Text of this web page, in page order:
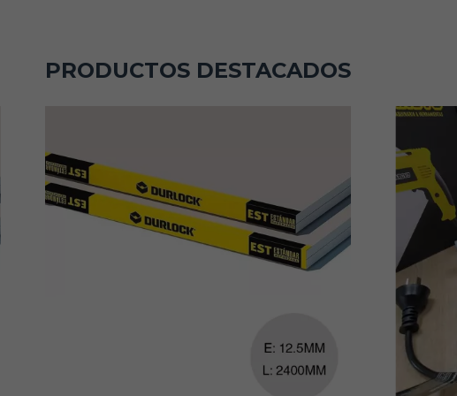
PRODUCTOS DESTACADOS